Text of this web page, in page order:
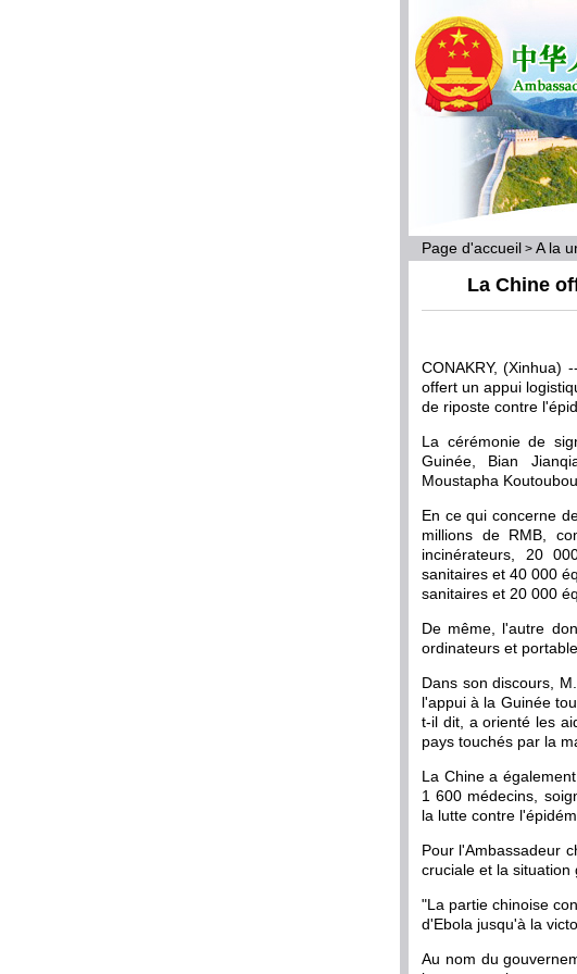
Page d'accueil > A la
La Chine
CONAKRY, (Xinhua)
offert un appui
de riposte contre
La cérémonie de
Guinée, Bian
Moustapha
En ce qui concerne
millions de RMB,
incinérateurs, 20
sanitaires et 40 000
sanitaires et 20 000
De même, l'autre
ordinateurs et
Dans son discours,
l'appui à la Guinée
t-il dit, a orienté les
pays touchés par la
La Chine a
1 600 médecins,
la lutte contre
Pour l'Ambassadeur
cruciale et la situation
"La partie chinoise
d'Ebola jusqu'à la
Au nom du